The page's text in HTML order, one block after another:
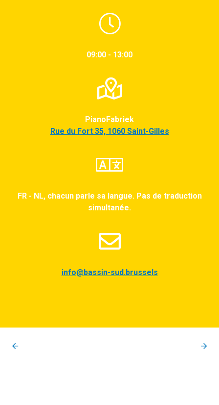
09:00 - 13:00
PianoFabriek
Rue du Fort 35, 1060 Saint-Gilles
FR - NL, chacun parle sa langue. Pas de traduction
simultanée.
info@bassin-sud.brussels